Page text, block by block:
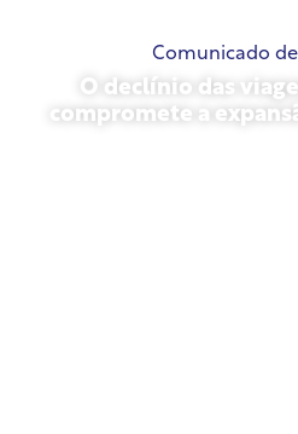
Comunicado
O declínio das
compromete a